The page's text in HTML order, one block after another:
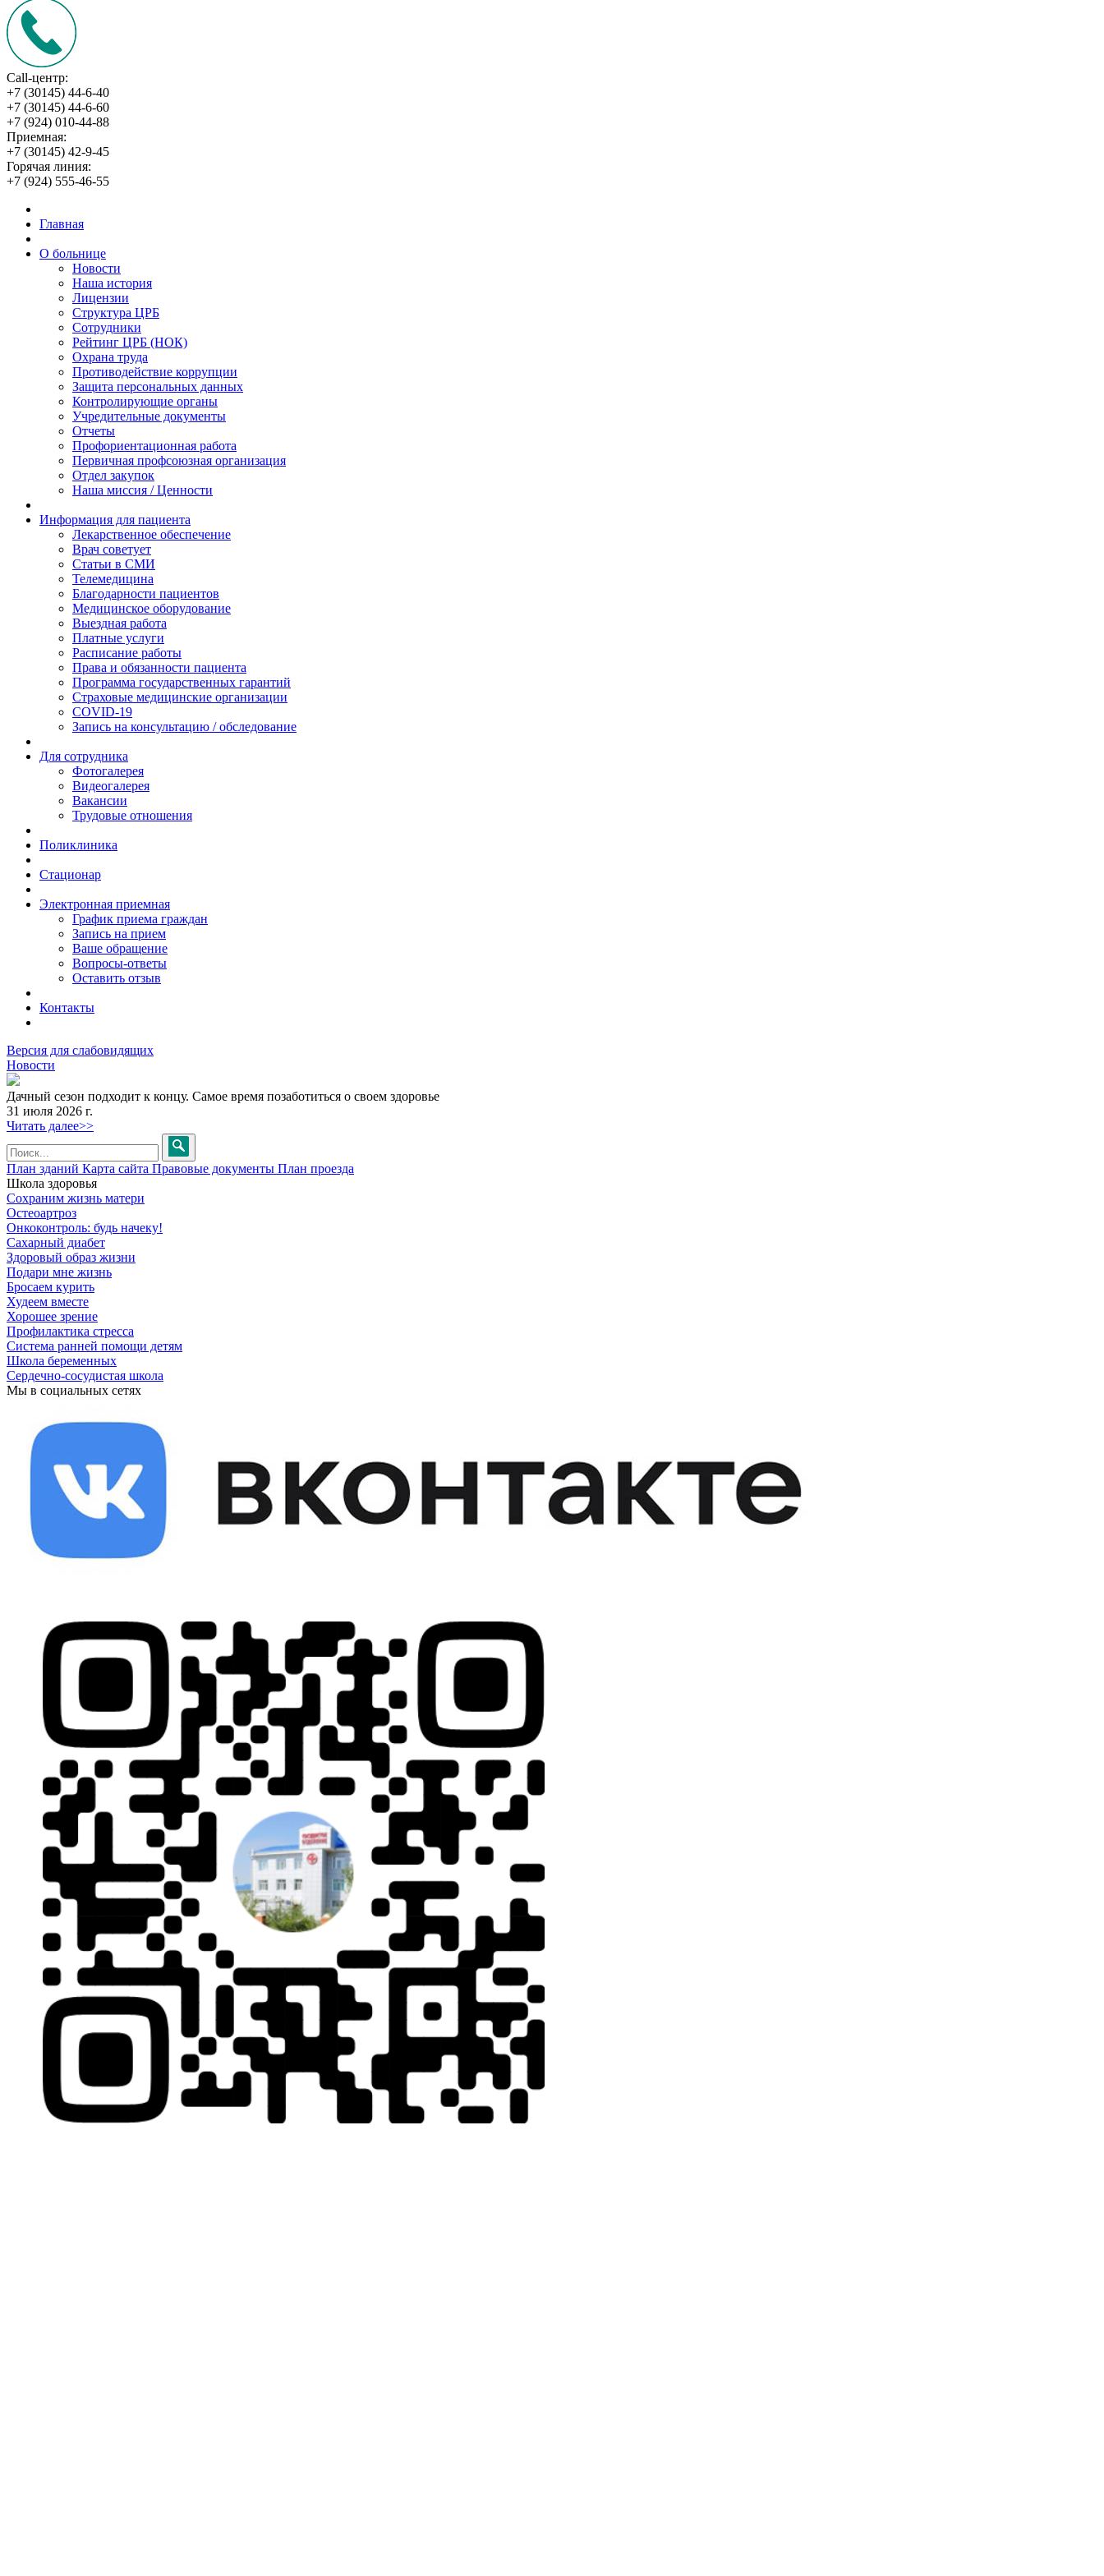
Call-центр:
+7 (30145) 44-6-40
+7 (30145) 44-6-60
+7 (924) 010-44-88
Приемная:
+7 (30145) 42-9-45
Горячая линия:
+7 (924) 555-46-55
Главная
О больнице
Новости
Наша история
Лицензии
Структура ЦРБ
Сотрудники
Рейтинг ЦРБ (НОК)
Охрана труда
Противодействие коррупции
Защита персональных данных
Контролирующие органы
Учредительные документы
Отчеты
Профориентационная работа
Первичная профсоюзная организация
Отдел закупок
Наша миссия / Ценности
Информация для пациента
Лекарственное обеспечение
Врач советует
Статьи в СМИ
Телемедицина
Благодарности пациентов
Медицинское оборудование
Выездная работа
Платные услуги
Расписание работы
Права и обязанности пациента
Программа государственных гарантий
Страховые медицинские организации
COVID-19
Запись на консультацию / обследование
Для сотрудника
Фотогалерея
Видеогалерея
Вакансии
Трудовые отношения
Поликлиника
Стационар
Электронная приемная
График приема граждан
Запись на прием
Ваше обращение
Вопросы-ответы
Оставить отзыв
Контакты
Версия для слабовидящих
Новости
Дачный сезон подходит к концу. Самое время позаботиться о своем здоровье
31 июля 2026 г.
Читать далее>>
План зданий Карта сайта Правовые документы План проезда
Школа здоровья
Сохраним жизнь матери
Остеоартроз
Онкоконтроль: будь начеку!
Сахарный диабет
Здоровый образ жизни
Подари мне жизнь
Бросаем курить
Худеем вместе
Хорошее зрение
Профилактика стресса
Система ранней помощи детям
Школа беременных
Сердечно-сосудистая школа
Мы в социальных сетях